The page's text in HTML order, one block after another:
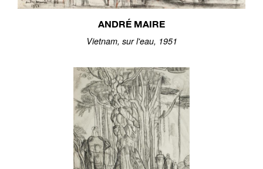
ANDRÉ MAIRE
Vietnam, sur l'eau, 1951